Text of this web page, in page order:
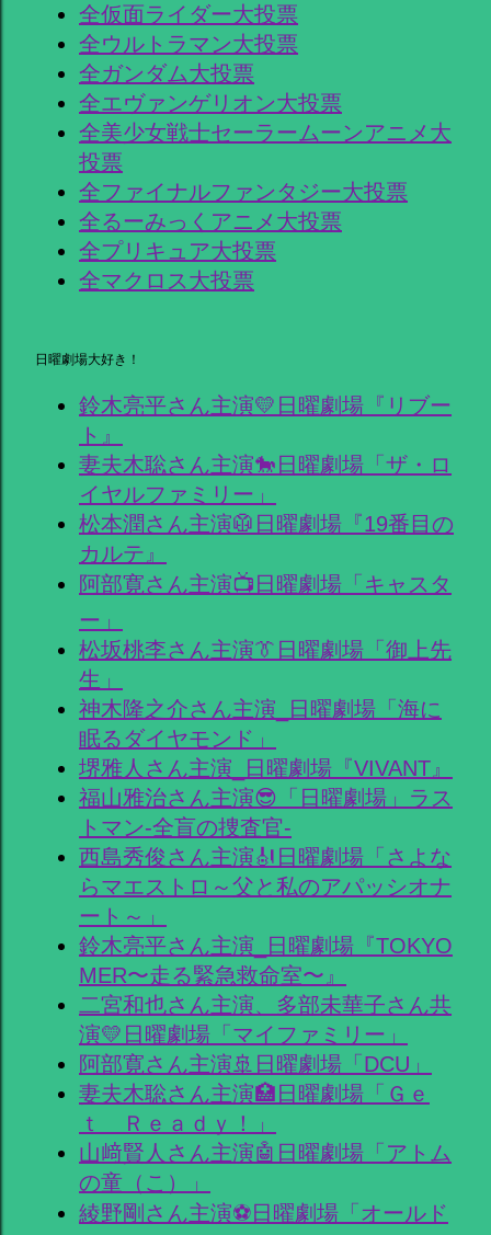
全仮面ライダー大投票
全ウルトラマン大投票
全ガンダム大投票
全エヴァンゲリオン大投票
全美少女戦士セーラームーンアニメ大
投票
全ファイナルファンタジー大投票
全るーみっくアニメ大投票
全プリキュア大投票
全マクロス大投票
日曜劇場大好き！
鈴木亮平さん主演💛日曜劇場『リブー
ト』
妻夫木聡さん主演🐎日曜劇場「ザ・ロ
イヤルファミリー」
松本潤さん主演🥼日曜劇場『19番目の
カルテ』
阿部寛さん主演📺日曜劇場「キャスタ
ー」
松坂桃李さん主演👔日曜劇場「御上先
生」
神木隆之介さん主演_日曜劇場「海に
眠るダイヤモンド」
堺雅人さん主演_日曜劇場『VIVANT』
福山雅治さん主演😎「日曜劇場」ラス
トマン-全盲の捜査官-
西島秀俊さん主演🎻日曜劇場「さよな
らマエストロ～父と私のアパッシオナ
ート～」
鈴木亮平さん主演_日曜劇場『TOKYO
MER〜走る緊急救命室〜』
二宮和也さん主演、多部未華子さん共
演💛日曜劇場「マイファミリー」
阿部寛さん主演🚢日曜劇場「DCU」
妻夫木聡さん主演🏥日曜劇場「Ｇｅ
ｔ Ｒｅａｄｙ！」
山﨑賢人さん主演🤖日曜劇場「アトム
の童（こ）」
綾野剛さん主演⚽日曜劇場「オールド